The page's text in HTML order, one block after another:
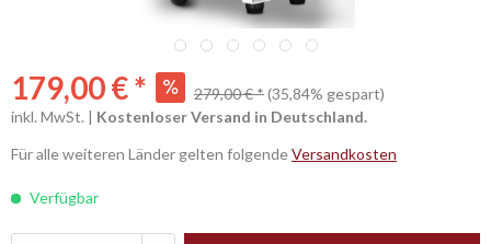
179,00 € * 279,00 € *(35,84% gespart)
inkl. MwSt. | Kostenloser Versand in Deutschland.
Für alle weiteren Länder gelten folgendeVersandkosten
Verfügbar